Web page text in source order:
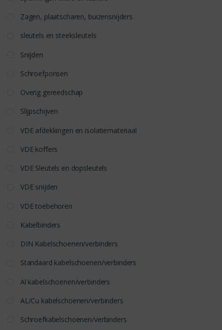
Zagen, plaatscharen, buizensnijders
sleutels en steeksleutels
Snijden
Schroefponsen
Overig gereedschap
Slijpschijven
VDE afdekkingen en isolatiemateriaal
VDE koffers
VDE Sleutels en dopsleutels
VDE snijden
VDE toebehoren
Kabelbinders
DIN Kabelschoenen/verbinders
Standaard kabelschoenen/verbinders
Al kabelschoenen/verbinders
AL/Cu kabelschoenen/verbinders
Schroefkabelschoenen/verbinders